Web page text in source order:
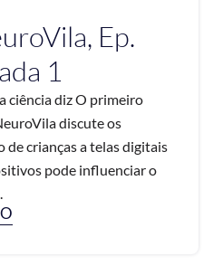
Ep.
1
ciência diz O primeiro
discute os
de crianças a telas digitais
pode influenciar o